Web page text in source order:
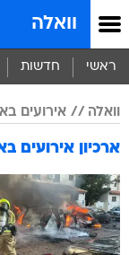
וואלה
ראשי חדשות
וואלה אירועים
ארכיון אירועים